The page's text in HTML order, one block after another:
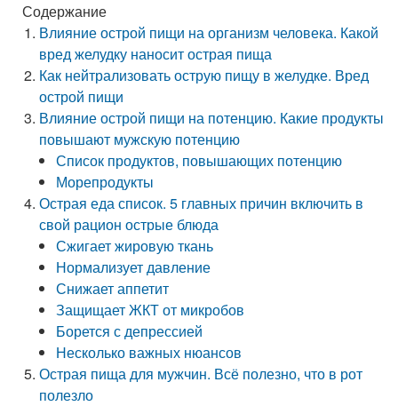
Содержание
Влияние острой пищи на организм человека. Какой
вред желудку наносит острая пища
Как нейтрализовать острую пищу в желудке. Вред
острой пищи
Влияние острой пищи на потенцию. Какие продукты
повышают мужскую потенцию
Список продуктов, повышающих потенцию
Морепродукты
Острая еда список. 5 главных причин включить в
свой рацион острые блюда
Сжигает жировую ткань
Нормализует давление
Снижает аппетит
Защищает ЖКТ от микробов
Борется с депрессией
Несколько важных нюансов
Острая пища для мужчин. Всё полезно, что в рот
полезло